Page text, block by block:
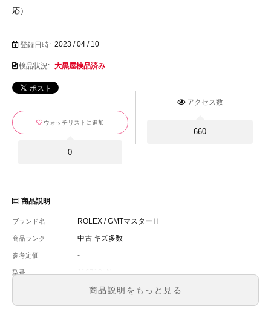
応）
登録日時: 2023 / 04 / 10
検品状況: 大黒屋検品済み
アクセス数
660
ウォッチリストに追加
0
商品説明
ブランド名 ROLEX / GMTマスターⅡ
商品ランク 中古 キズ多数
参考定価 -
型番
メンズ
文字盤 ブラック文字盤
商品説明をもっと見る